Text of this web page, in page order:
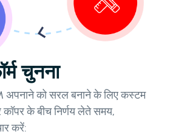
चुनना
अपनाने को सरल बनाने के लिए कस्टम
के बीच निर्णय लेते समय,
करें: